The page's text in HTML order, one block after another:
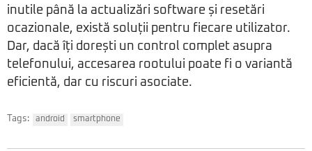
inutile până la actualizări software și resetări
ocazionale, există soluții pentru fiecare utilizator.
Dar, dacă îți dorești un control complet asupra
telefonului, accesarea rootului poate fi o variantă
eficientă, dar cu riscuri asociate.
Tags: android smartphone